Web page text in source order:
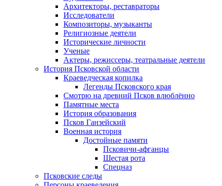
Архитекторы, реставраторы
Исследователи
Композиторы, музыканты
Религиозные деятели
Исторические личности
Ученые
Актеры, режиссеры, театральные деятели
История Псковской области
Краеведческая копилка
Легенды Псковского края
Смотрю на древний Псков влюблённо
Памятные места
История образования
Псков Ганзейский
Военная история
Достойные памяти
Псковичи-афганцы
Шестая рота
Спецназ
Псковские следы